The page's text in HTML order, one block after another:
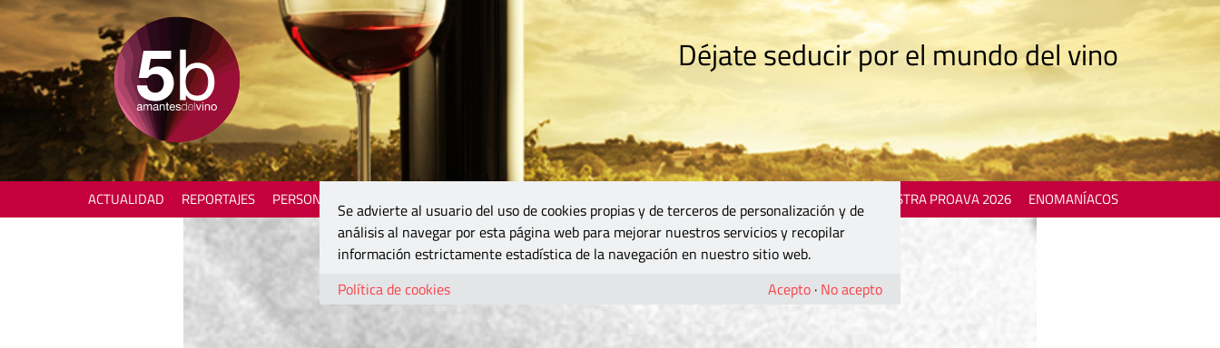
Déjate seducir por el mundo del vino
ACTUALIDAD REPORTAJES PERSONAJES MOSTRA PROAVA 2026 ENOMANÍACOS
Se advierte al usuario del uso de cookies propias y de terceros de personalización y de
análisis al navegar por esta página web para mejorar nuestros servicios y recopilar
información estrictamente estadística de la navegación en nuestro sitio web.
Política de cookies
Acepto · No acepto